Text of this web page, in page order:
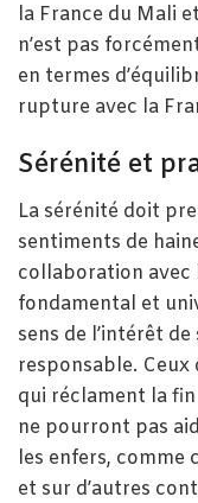
la France du Mali
n’est pas
en termes
rupture avec la
Sérénité et
La sérénité doit
sentiments de
collaboration avec
fondamental et
sens de l’intérêt
responsable. Ceux
qui réclament la
ne pourront pas
les enfers, comme
et sur d’autres